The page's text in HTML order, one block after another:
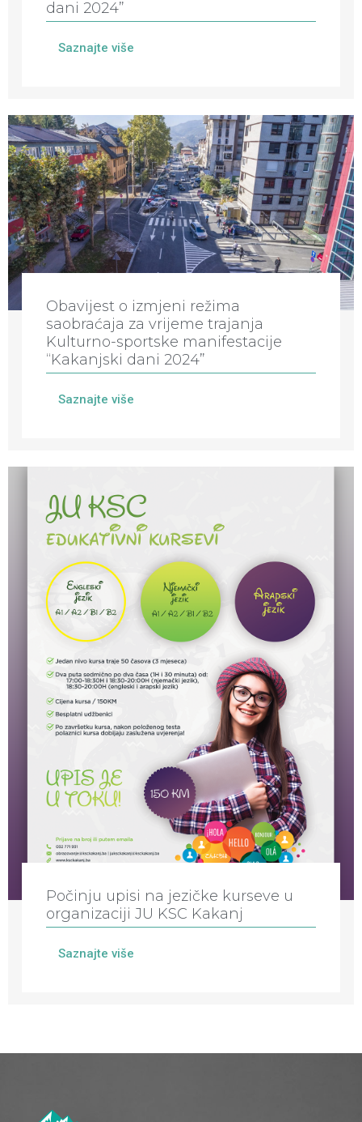
dani 2024”
Saznajte više
Obavijest o izmjeni režima
saobraćaja za vrijeme trajanja
Kulturno-sportske manifestacije
“Kakanjski dani 2024”
Saznajte više
Počinju upisi na jezičke kurseve u
organizaciji JU KSC Kakanj
Saznajte više